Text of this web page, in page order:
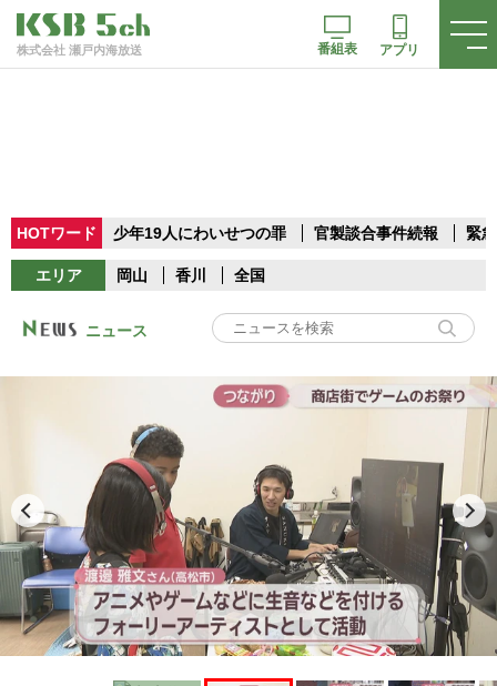
株式会社 瀬戸内海放送 番組表 アプリ
HOTワード 少年19人にわいせつの罪 官製談合事件続報 緊
エリア 岡山 香川 全国
ニュース
Play